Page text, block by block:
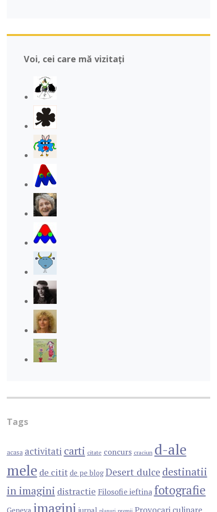
Voi, cei care mă vizitați
Tags
acasa activitati carti citate concurs craciun d-ale
mele de citit de pe blog Desert dulce destinatii
in imagini distractie Filosofie ieftina fotografie
Geneva imagini jurnal Provocari culinare